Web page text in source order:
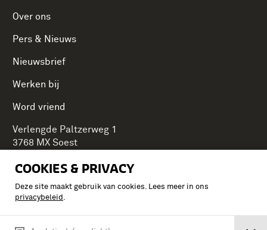
COOKIES & PRIVACY
Deze site maakt gebruik van cookies. Lees meer in ons
privacybeleid .
Over ons
Pers & Nieuws
Nieuwsbrief
Werken bij
Word vriend
Verlengde Paltzerweg 1
3768 MX Soest
Onderdeel van Stichting Koninklijke Defensiemusea,